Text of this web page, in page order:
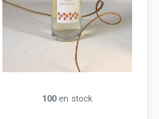
100en stock